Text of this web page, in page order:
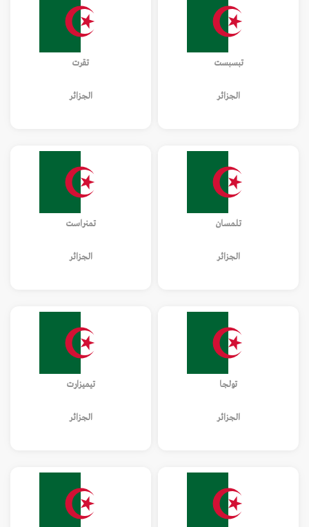
تبسبست
الجزائر
تقرت
الجزائر
تلمسان
الجزائر
تمنراست
الجزائر
تولجا
الجزائر
تيميزارت
الجزائر